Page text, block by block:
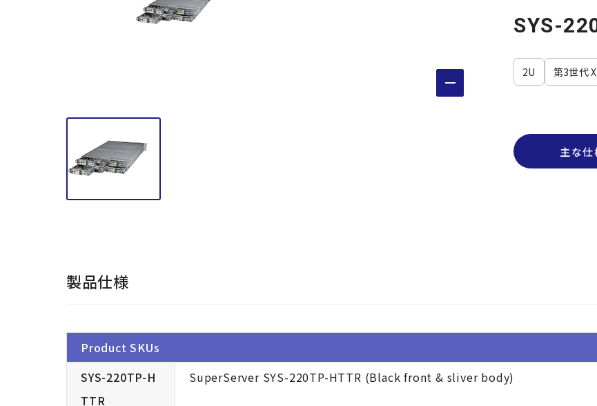
SYS-
2U 第3世代
主な仕
製品仕様
Product SKUs
SYS-220TP-H
TTR
SuperServer SYS-220TP-HTTR (Black front & sliver body)